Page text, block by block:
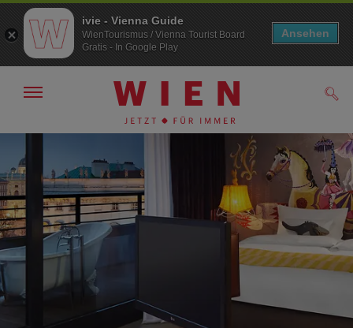
Zur
Navigation
Zum
Inhalt
Navigation
ivie - Vienna Guide
WienTourismus / Vienna Tourist Board
Gratis - In Google Play
Ansehen